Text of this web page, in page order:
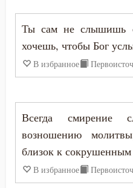
Славолюбие
Сладострастие
Сластолюбие
Служение Богу
Слух
Ты сам не слышишь
хочешь, чтобы Бог
В избранное
Всегда смирение
возношению
близок к сокрушенным
В избранное